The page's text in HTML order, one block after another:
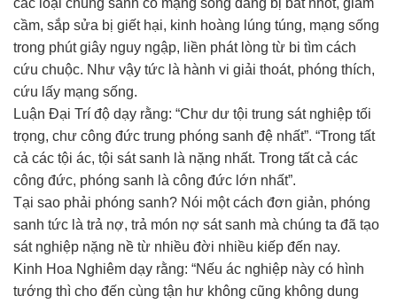
cầm, sắp sửa bị giết hại, kinh hoàng lúng túng, mạng sống
trong phút giây nguy ngập, liền phát lòng từ bi tìm cách
cứu chuộc. Như vậy tức là hành vi giải thoát, phóng thích,
cứu lấy mạng sống.
Luận Đại Trí độ dạy rằng: “Chư dư tội trung sát nghiệp tối
trọng, chư công đức trung phóng sanh đệ nhất”. “Trong tất
cả các tội ác, tội sát sanh là nặng nhất. Trong tất cả các
công đức, phóng sanh là công đức lớn nhất”.
Tại sao phải phóng sanh? Nói một cách đơn giản, phóng
sanh tức là trả nợ, trả món nợ sát sanh mà chúng ta đã tạo
sát nghiệp nặng nề từ nhiều đời nhiều kiếp đến nay.
Kinh Hoa Nghiêm dạy rằng: “Nếu ác nghiệp này có hình
tướng thì cho đến cùng tận hư không cũng không dung